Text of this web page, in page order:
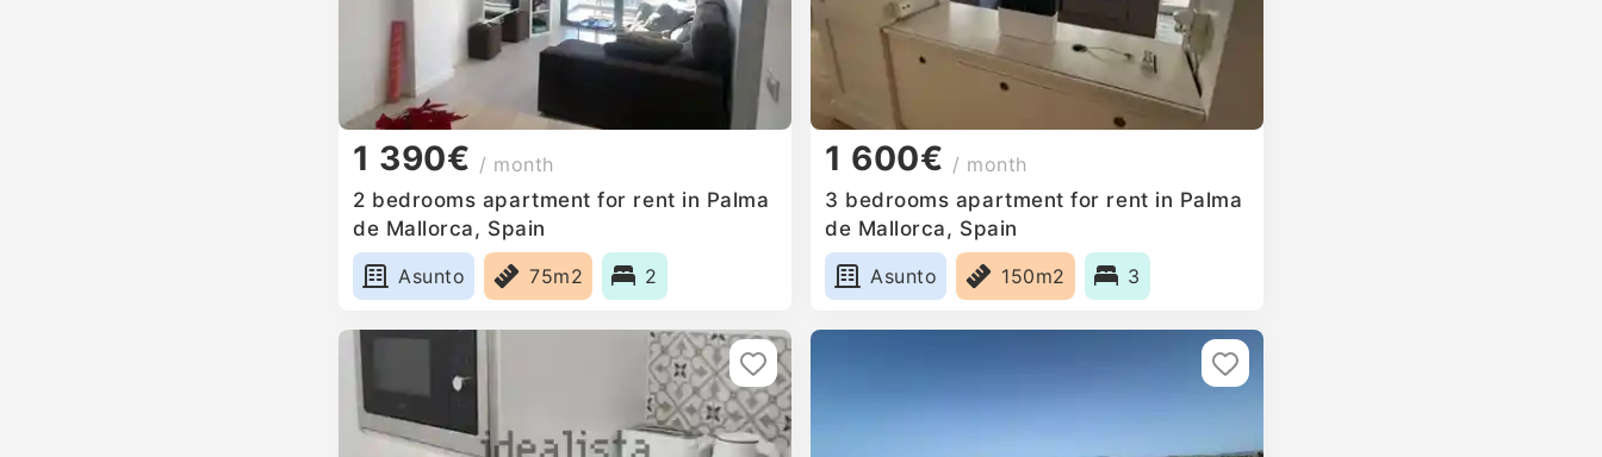
1 390€ / month
2 bedrooms apartment for rent in Palma
de Mallorca, Spain
Asunto
75m2 2
1 600€ / month
3 bedrooms apartment for rent in Palma
de Mallorca, Spain
Asunto
150m2 3